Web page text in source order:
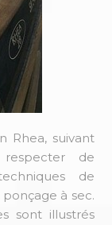
Rhea, suivant
de
de
à sec.
sont illustrés